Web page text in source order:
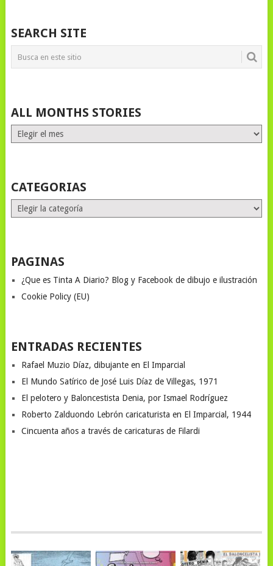
SEARCH SITE
ALL MONTHS STORIES
ALL
MONTHS
CATEGORIAS
Categorias
PAGINAS
¿Que es Tinta A Diario? Blog y Facebook de dibujo e ilustración
Cookie Policy (EU)
ENTRADAS RECIENTES
Rafael Muzio Díaz, dibujante en El Imparcial
El Mundo Satírico de José Luis Díaz de Villegas, 1971
El pelotero y Baloncestista Denia, por Ismael Rodríguez
Roberto Zalduondo Lebrón caricaturista en El Imparcial, 1944
Cincuenta años a través de caricaturas de Filardi